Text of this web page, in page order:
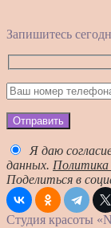
Запишитесь
Отправить
Я даю
данных. Политика
Поделиться в
Студия красоты